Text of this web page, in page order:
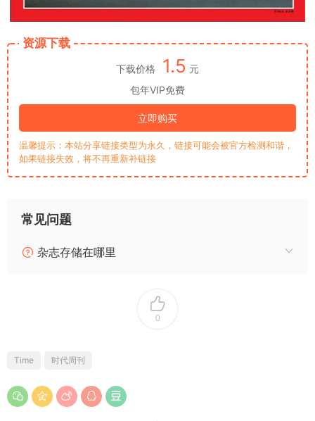
资源下载
下载价格 1.5 元
包年VIP免费
立即购买
温馨提示：本站分享链接类型为永久，链接可能会被官方检测和谐，
如果链接失效，将不再重新补链接
常见问题
杂志存储在哪里
0
Time 时代周刊